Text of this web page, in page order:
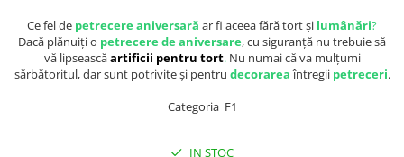
Ce fel de petrecere aniversară ar fi aceea fără tort și lumânări?
Dacă plănuiți o petrecere de aniversare, cu siguranță nu trebuie să
vă lipseascăartificii pentru tort.Nu numai că va mulțumi
sărbătoritul, dar sunt potrivite și pentru decorareaîntregii petreceri.
Categoria F1
IN STOC